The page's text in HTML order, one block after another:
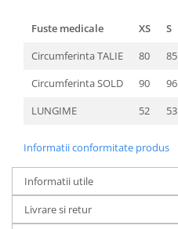
Fuste medicale XS S
Circumferinta TALIE
80 85
Circumferinta SOLD
90 96
LUNGIME
52 53
Informatii conformitate produs
Informatii utile
Livrare si retur